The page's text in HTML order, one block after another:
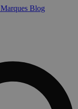
Marques Blog